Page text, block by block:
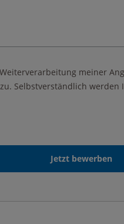
meiner
Selbstverständlich werden